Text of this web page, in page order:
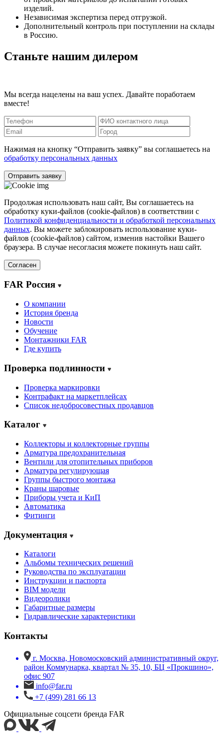
изделий.
Независимая экспертиза перед отгрузкой.
Дополнительный контроль при поступлении на склады
в Россию.
Станьте нашим дилером
Мы всегда нацелены на ваш успех. Давайте поработаем
вместе!
Нажимая на кнопку “Отправить заявку” вы соглашаетесь на
обработку персональных данных
Отправить заявку
Продолжая использовать наш сайт, Вы соглашаетесь на
обработку куки-файлов (cookie-файлов) в соответствии с
Политикой конфиденциальности и обработкой персональных
данных. Вы можете заблокировать использование куки-
файлов (cookie-файлов) сайтом, изменив настойки Вашего
браузера. В случае несогласия можете покинуть наш сайт.
Согласен
FAR Россия
О компании
История бренда
Новости
Обучение
Монтажники FAR
Где купить
Проверка подлинности
Проверка маркировки
Контрафакт на маркетплейсах
Cписок недобросовестных продавцов
Каталог
Коллекторы и коллекторные группы
Арматура предохранительная
Вентили для отопительных приборов
Арматура регулирующая
Группы быстрого монтажа
Краны шаровые
Приборы учета и КиП
Автоматика
Фитинги
Документация
Каталоги
Альбомы технических решений
Руководства по эксплуатации
Инструкции и паспорта
BIM модели
Видеоролики
Габаритные размеры
Гидравлические характеристики
Контакты
г. Москва, Новомосковский административный округ,
район Коммунарка, квартал № 35, 10, БЦ «Прокшино»,
офис 907
info@far.ru
+7 (499) 281 66 13
Официальные соцсети бренда FAR